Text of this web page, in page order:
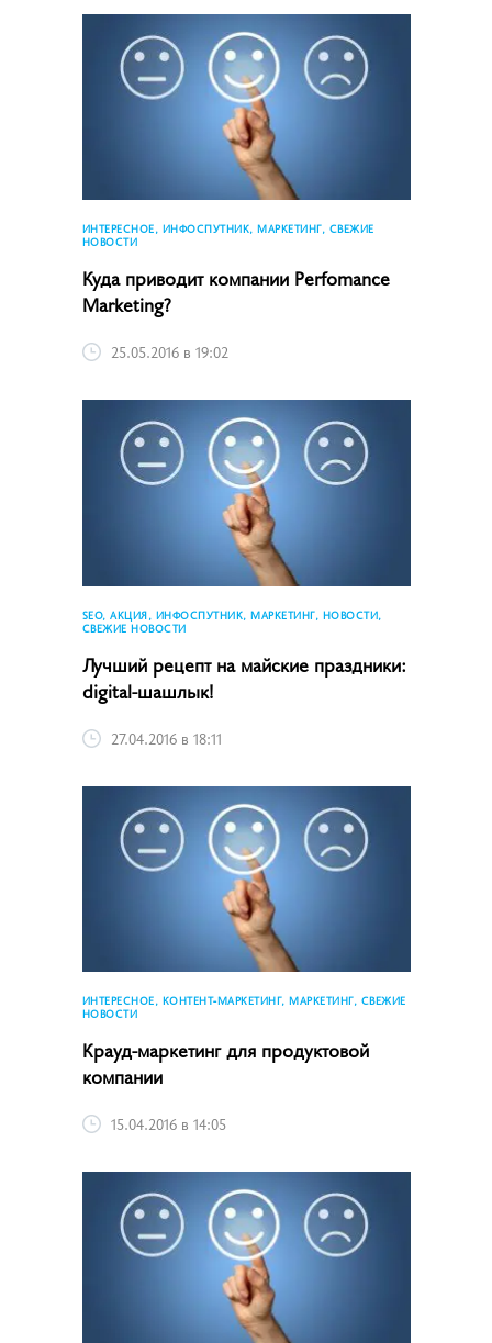
ИНТЕРЕСНОЕ, ИНФОСПУТНИК, МАРКЕТИНГ, СВЕЖИЕ
НОВОСТИ
Куда приводит компании Perfomance
Marketing?
25.05.2016 в 19:02
SEO, АКЦИЯ, ИНФОСПУТНИК, МАРКЕТИНГ, НОВОСТИ,
СВЕЖИЕ НОВОСТИ
Лучший рецепт на майские праздники:
digital-шашлык!
27.04.2016 в 18:11
ИНТЕРЕСНОЕ, КОНТЕНТ-МАРКЕТИНГ, МАРКЕТИНГ, СВЕЖИЕ
НОВОСТИ
Крауд-маркетинг для продуктовой
компании
15.04.2016 в 14:05